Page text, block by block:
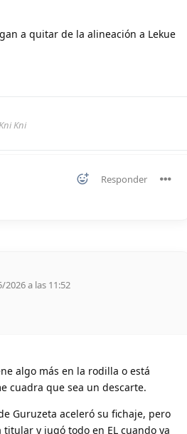
a quitar de la alineación a Lekue
Kni
Responder
2026 a las 11:52
algo más en la rodilla o está
cuadra que sea un descarte.
Guruzeta aceleró su fichaje, pero
y jugó todo en EL cuando ya